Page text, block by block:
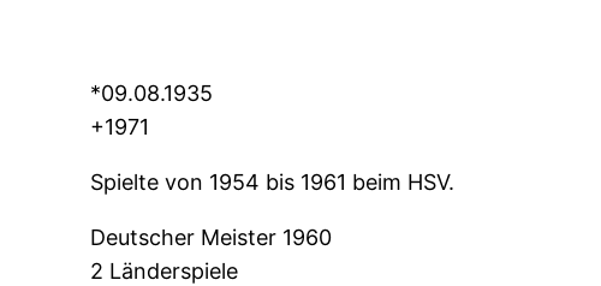
*09.08.1935
+1971
Spielte von 1954 bis 1961 beim HSV.
Deutscher Meister 1960
2 Länderspiele